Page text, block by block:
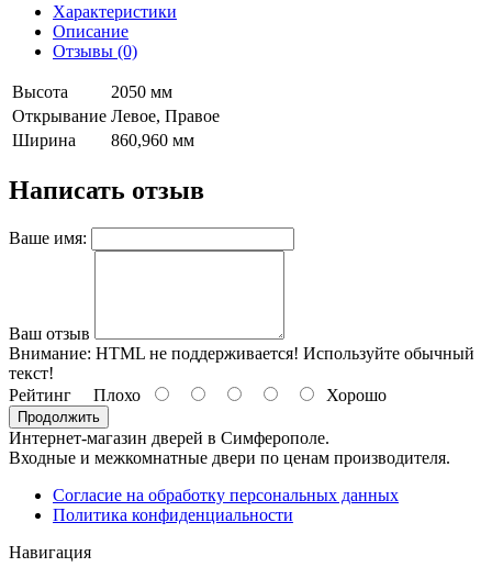
Характеристики
Описание
Отзывы (0)
Высота
2050 мм
Открывание Левое, Правое
Ширина
860,960 мм
Написать отзыв
Ваше имя:
Ваш отзыв
Внимание: HTML не поддерживается! Используйте обычный
текст!
Рейтинг Плохо Хорошо
Продолжить
Интернет-магазин дверей в Симферополе.
Входные и межкомнатные двери по ценам производителя.
Согласие на обработку персональных данных
Политика конфиденциальности
Навигация